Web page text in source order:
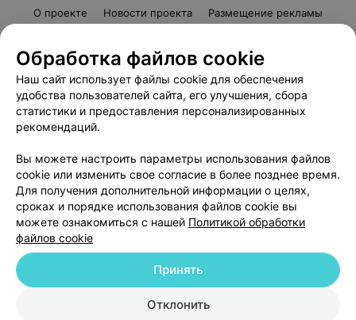
О проекте Новости проекта
Размещение рекламы
Пользовательское соглашение
Способы оплаты
Вакансии
Партнеры
Написать руководителю 103.by
Обработка персональных данных
© 2026 ООО «Артокс Лаб», УНП 191700409
| 220012, Республика Беларусь,
Обработка файлов cookie
Наш сайт использует файлы cookie для обеспечения
удобства пользователей сайта, его улучшения, сбора
статистики и предоставления персонализированных
рекомендаций.
Вы можете настроить параметры использования файлов
cookie или изменить свое согласие в более позднее время.
Для получения дополнительной информации о целях,
сроках и порядке использования файлов cookie вы
можете ознакомиться с нашей Политикой обработки
файлов cookie
Отклонить
Принять